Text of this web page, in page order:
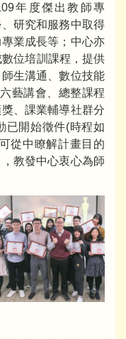
年度傑出教師專
研究和服務中取得
業成長等；中心亦
位培訓課程，提供
生溝通、數位技能
藝講會、總整課程
、課業輔導社群分
已開始徵件(時程如
從中瞭解計畫目的
教發中心衷心為師